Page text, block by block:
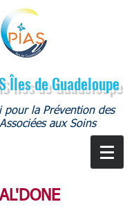
Îles de Guadeloupe
pour la Prévention des
aux Soins